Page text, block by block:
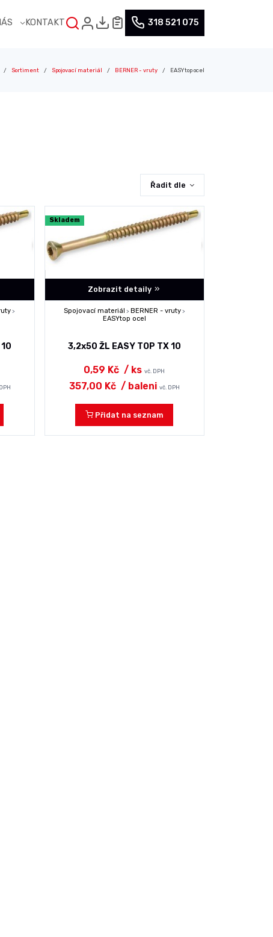
KONTAKT 318 521 075
Sortiment Spojovací materiál BERNER - vruty EASYtop ocel
Řadit dle
>
Skladem
Zobrazit detaily
Spojovací materiál > BERNER - vruty>
EASYtop ocel
3,2x50 ŽL EASY TOP TX 10
0,59 Kč / ks vč. DPH
357,00 Kč / baleni vč. DPH
Přidat na seznam